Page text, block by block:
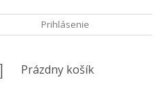
DOPRAVA A PLATBA
Prihlásenie
NÁKUPNÝ KOŠÍK
Prázdny košík